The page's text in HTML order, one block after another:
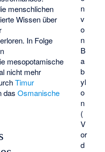
n
v
o
n
B
a
b
yl
o
n
(
V
or
d
menschlichen
Wissen über
In Folge
mesopotamische
nicht mehr
Timur
dasOsmanische